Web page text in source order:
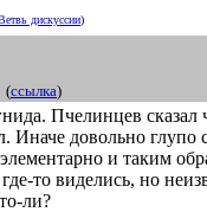
дискуссии)
(ссылка)
Пчелинцев
Иначе довольно
и таким
то виделись, но
ли?